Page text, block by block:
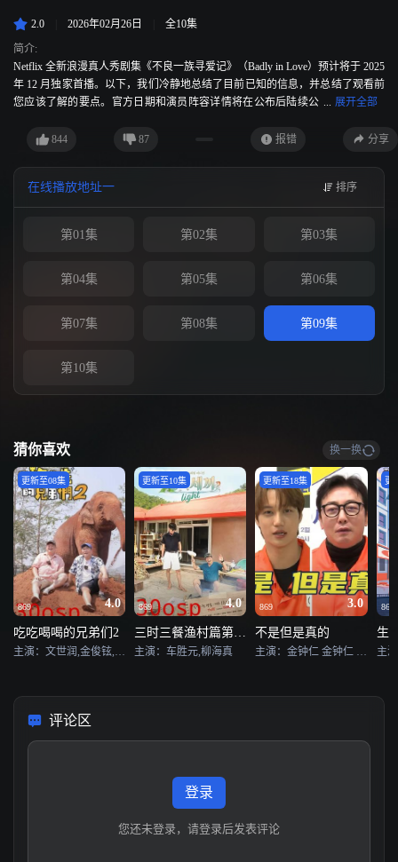
2.0 2026年02月26日
全10集
简介:
Netflix 全新浪漫真人秀剧集《不良一族寻爱记》（Badly in Love）预计将于 2025
年 12 月独家首播。以下，我们冷静地总结了目前已知的信息，并总结了观看前
您应该了解的要点。官方日期和演员阵容详情将在公布后陆续公
844
87 报错 分享
在线播放地址一 排序
第01集 第02集 第03集
第04集 第05集 第06集
第07集 第08集 第09集
第10集
猜你喜欢 换一换
869 4.0
更新至08集
吃吃喝喝的兄弟们2
主演：文世润,金俊铉,金宣虎
869 4.0
更新至10集
主演：车胜元,柳海真
869 3.0
更新至18集
不是但是真的
主演：金钟仁 金钟仁 卓在勋 李尚敏 李秀智 全昭旻
869
更
生
评论区
登录
您还未登录，请登录后发表评论